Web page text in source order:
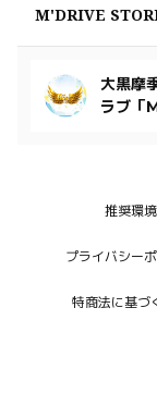
M'DRIVE
大黒摩
ラブ「
推奨環境
プライバシー
特商法に基づ